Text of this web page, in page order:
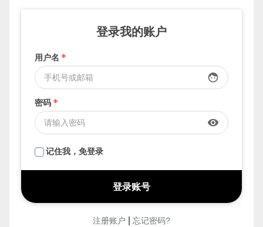
登录我的账户
用户名 *
face
密码 *
visibility
记住我，免登录
注册账户 忘记密码?